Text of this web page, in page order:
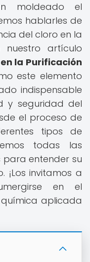
moldeado el
hablarles de
del cloro en la
nuestro artículo
la Purificación
este elemento
indispensable
y seguridad del
el proceso de
tipos de
todas las
para entender su
¡Los invitamos a
en el
aplicada